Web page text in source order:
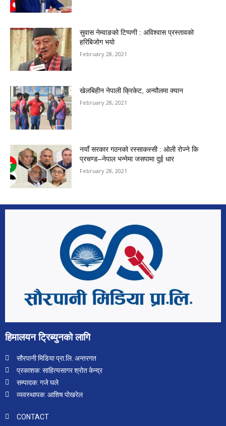
सुवास नेम्वाङको टिप्पणी : अविश्वास प्रस्तावको
हरिबिजोग भयो
February 28, 2021
खेलबिहीन नेपाली क्रिकेट, अन्यौलमा क्यान
February 28, 2021
नयाँ सरकार गठनको रस्साकस्सी : ओली रोज्ने कि
प्रचण्ड–नेपाल भन्नेमा जसपामा दुई धार
February 28, 2021
हिमालयन ट्रिब्युनको लागि
सौरपानी मिडिया प्रा.लि. अन्तरगत
प्रकाशक: साहित्यसागर श्रोत केन्द्र
सम्पादक: गजे घले
व्यवस्थापक: आशिष पोखरेल
CONTACT